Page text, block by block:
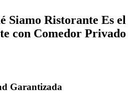
Siamo Ristorante Es el
con Comedor Privado
Garantizada